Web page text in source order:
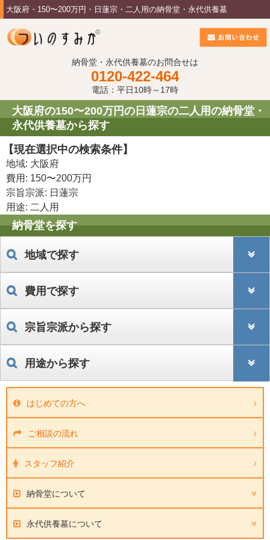
大阪府・150〜200万円・日蓮宗・二人用の納骨堂・永代供養墓
納骨堂・永代供養墓のお問合せは
0120-422-464
電話：平日10時～17時
大阪府の150〜200万円の日蓮宗の二人用の納骨堂・
永代供養墓から探す
【現在選択中の検索条件】
地域: 大阪府
費用: 150〜200万円
宗旨宗派: 日蓮宗
用途: 二人用
納骨堂を探す
地域で探す
費用で探す
宗旨宗派から探す
用途から探す
はじめての方へ
ご相談の流れ
スタッフ紹介
納骨堂について
永代供養墓について